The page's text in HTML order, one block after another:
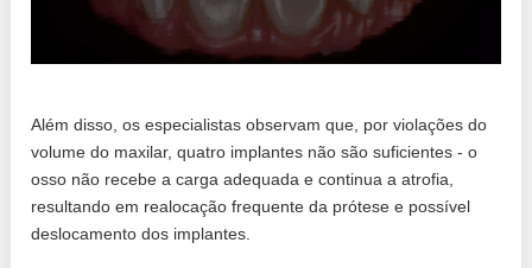
Além disso, os especialistas observam que, por violações do
volume do maxilar, quatro implantes não são suficientes - o
osso não recebe a carga adequada e continua a atrofia,
resultando em realocação frequente da prótese e possível
deslocamento dos implantes.